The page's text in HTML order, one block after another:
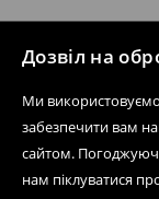
Дозвіл на
Ми
забезпечити вам
сайтом.
нам піклуватися